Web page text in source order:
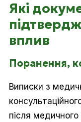
Які
вплив
Поранення,
Виписки з
після